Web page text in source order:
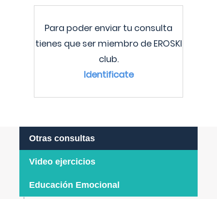
Para poder enviar tu consulta
tienes que ser miembro de EROSKI
club.
Identificate
Otras consultas
Video ejercicios
Educación Emocional